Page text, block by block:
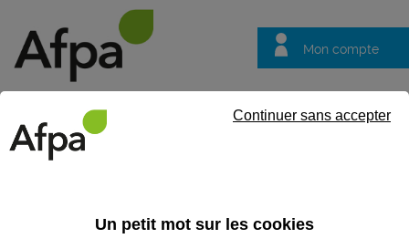
Mon compte
questions
Un petit mot sur les cookies
Continuer sans accepter